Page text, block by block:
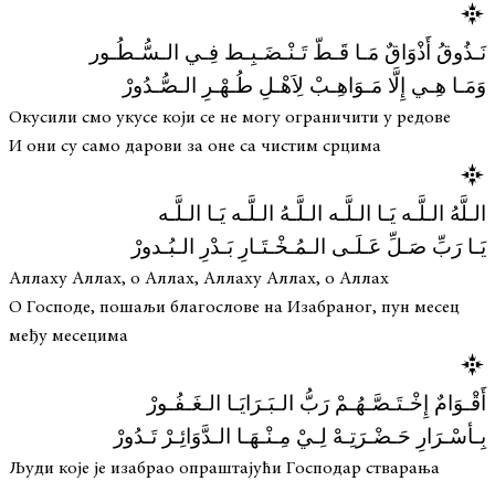
نَـذُوقُ أَذْوَاقٌ مَـا قَـطّ تَـنْـضَـبِـط فِـي الـسُّـطُـور
وَمَـا هِـي إِلَّا مَـوَاهِـبْ لِاَهْـلِ طُـهْـرِ الـصُّـدُورْ
Окусили смо укусе који се не могу ограничити у редове
И они су само дарови за оне са чистим срцима
الـلَّهُ الـلَّـه يَـا الـلَّـه الـلَّـهُ الـلَّـه يَـا الـلَّـه
يَـا رَبِّ صَـلِّ عَـلَـى الـمُـخْـتَـارِ بَـدْرِ الـبُـدورْ
Аллаху Аллах, о Аллах, Аллаху Аллах, о Аллах
О Господе, пошаљи благослове на Изабраног, пун месец
међу месецима
أَقْـوَامٌ إِخْـتَـصَّـهُـمْ رَبُّ الـبَـرَايَـا الـغَـفُـورْ
بِـأسْـرَارِ حَـضْـرَتِـهْ لِـيْ مِـنْـهَـا الـدَّوَائِـرْ تَـدُورْ
Људи које је изабрао опраштајући Господар стварања